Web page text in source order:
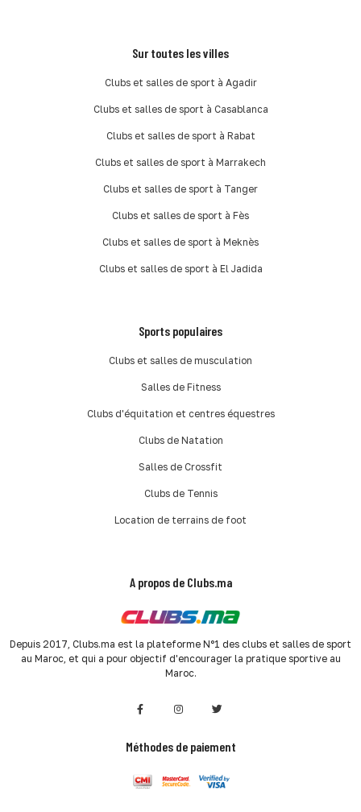
Sur toutes les villes
Clubs et salles de sport à Agadir
Clubs et salles de sport à Casablanca
Clubs et salles de sport à Rabat
Clubs et salles de sport à Marrakech
Clubs et salles de sport à Tanger
Clubs et salles de sport à Fès
Clubs et salles de sport à Meknès
Clubs et salles de sport à El Jadida
Sports populaires
Clubs et salles de musculation
Salles de Fitness
Clubs d'équitation et centres équestres
Clubs de Natation
Salles de Crossfit
Clubs de Tennis
Location de terrains de foot
A propos de Clubs.ma
Depuis 2017, Clubs.ma est la plateforme N°1 des clubs et salles de sport
au Maroc, et qui a pour objectif d'encourager la pratique sportive au
Maroc.
Méthodes de paiement